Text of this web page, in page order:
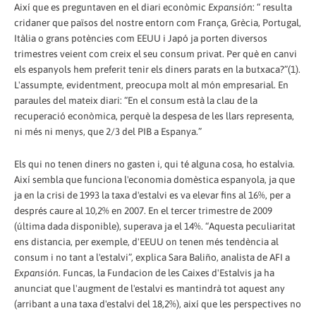
Així que es preguntaven en el diari econòmic Expansión: “ resulta
cridaner que països del nostre entorn com França, Grècia, Portugal,
Itàlia o grans potències com EEUU i Japó ja porten diversos
trimestres veient com creix el seu consum privat. Per què en canvi
els espanyols hem preferit tenir els diners parats en la butxaca?”(1).
L'assumpte, evidentment, preocupa molt al món empresarial. En
paraules del mateix diari: “En el consum està la clau de la
recuperació econòmica, perquè la despesa de les llars representa,
ni més ni menys, que 2/3 del PIB a Espanya.”
Els qui no tenen diners no gasten i, qui té alguna cosa, ho estalvia.
Així sembla que funciona l'economia domèstica espanyola, ja que
ja en la crisi de 1993 la taxa d'estalvi es va elevar fins al 16%, per a
després caure al 10,2% en 2007. En el tercer trimestre de 2009
(última dada disponible), superava ja el 14%. “Aquesta peculiaritat
ens distancia, per exemple, d'EEUU on tenen més tendència al
consum i no tant a l'estalvi”, explica Sara Baliño, analista de AFI a
Expansión. Funcas, la Fundacion de les Caixes d'Estalvis ja ha
anunciat que l'augment de l'estalvi es mantindrà tot aquest any
(arribant a una taxa d'estalvi del 18,2%), així que les perspectives no